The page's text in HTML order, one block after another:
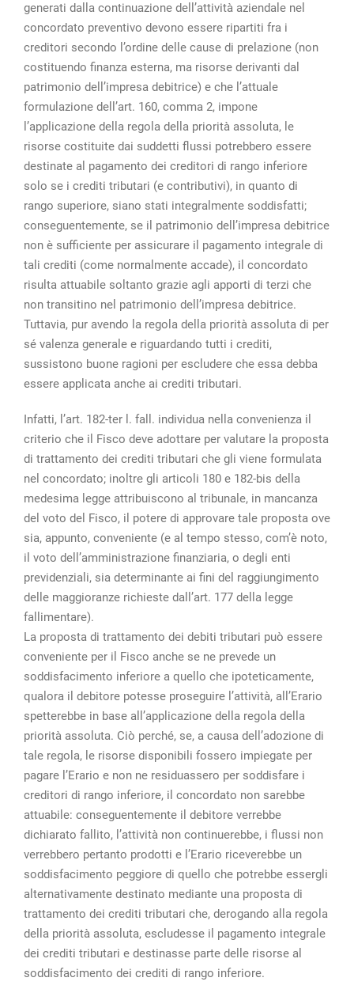
generati dalla continuazione dell’attività aziendale nel
concordato preventivo devono essere ripartiti fra i
creditori secondo l’ordine delle cause di prelazione (non
costituendo finanza esterna, ma risorse derivanti dal
patrimonio dell’impresa debitrice) e che l’attuale
formulazione dell’art. 160, comma 2, impone
l’applicazione della regola della priorità assoluta, le
risorse costituite dai suddetti flussi potrebbero essere
destinate al pagamento dei creditori di rango inferiore
solo se i crediti tributari (e contributivi), in quanto di
rango superiore, siano stati integralmente soddisfatti;
conseguentemente, se il patrimonio dell’impresa debitrice
non è sufficiente per assicurare il pagamento integrale di
tali crediti (come normalmente accade), il concordato
risulta attuabile soltanto grazie agli apporti di terzi che
non transitino nel patrimonio dell’impresa debitrice.
Tuttavia, pur avendo la regola della priorità assoluta di per
sé valenza generale e riguardando tutti i crediti,
sussistono buone ragioni per escludere che essa debba
essere applicata anche ai crediti tributari.
Infatti, l’art. 182-ter l. fall. individua nella convenienza il
criterio che il Fisco deve adottare per valutare la proposta
di trattamento dei crediti tributari che gli viene formulata
nel concordato; inoltre gli articoli 180 e 182-bis della
medesima legge attribuiscono al tribunale, in mancanza
del voto del Fisco, il potere di approvare tale proposta ove
sia, appunto, conveniente (e al tempo stesso, com’è noto,
il voto dell’amministrazione finanziaria, o degli enti
previdenziali, sia determinante ai fini del raggiungimento
delle maggioranze richieste dall’art. 177 della legge
fallimentare).
La proposta di trattamento dei debiti tributari può essere
conveniente per il Fisco anche se ne prevede un
soddisfacimento inferiore a quello che ipoteticamente,
qualora il debitore potesse proseguire l’attività, all’Erario
spetterebbe in base all’applicazione della regola della
priorità assoluta. Ciò perché, se, a causa dell’adozione di
tale regola, le risorse disponibili fossero impiegate per
pagare l’Erario e non ne residuassero per soddisfare i
creditori di rango inferiore, il concordato non sarebbe
attuabile: conseguentemente il debitore verrebbe
dichiarato fallito, l’attività non continuerebbe, i flussi non
verrebbero pertanto prodotti e l’Erario riceverebbe un
soddisfacimento peggiore di quello che potrebbe essergli
alternativamente destinato mediante una proposta di
trattamento dei crediti tributari che, derogando alla regola
della priorità assoluta, escludesse il pagamento integrale
dei crediti tributari e destinasse parte delle risorse al
soddisfacimento dei crediti di rango inferiore.